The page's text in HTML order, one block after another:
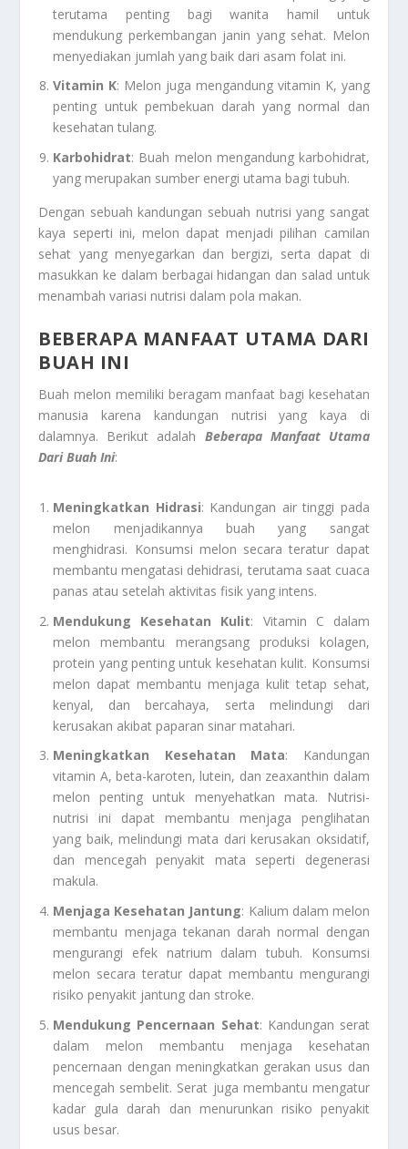
terutama penting bagi wanita hamil untuk
mendukung perkembangan janin yang sehat. Melon
menyediakan jumlah yang baik dari asam folat ini.
Vitamin K: Melon juga mengandung vitamin K, yang
penting untuk pembekuan darah yang normal dan
kesehatan tulang.
Karbohidrat: Buah melon mengandung karbohidrat,
yang merupakan sumber energi utama bagi tubuh.
Dengan sebuah kandungan sebuah nutrisi yang sangat
kaya seperti ini, melon dapat menjadi pilihan camilan
sehat yang menyegarkan dan bergizi, serta dapat di
masukkan ke dalam berbagai hidangan dan salad untuk
menambah variasi nutrisi dalam pola makan.
BEBERAPA MANFAAT UTAMA DARI
BUAH INI
Buah melon memiliki beragam manfaat bagi kesehatan
manusia karena kandungan nutrisi yang kaya di
dalamnya. Berikut adalah Beberapa Manfaat Utama
Dari Buah Ini:
Meningkatkan Hidrasi: Kandungan air tinggi pada
melon menjadikannya buah yang sangat
menghidrasi. Konsumsi melon secara teratur dapat
membantu mengatasi dehidrasi, terutama saat cuaca
panas atau setelah aktivitas fisik yang intens.
Mendukung Kesehatan Kulit: Vitamin C dalam
melon membantu merangsang produksi kolagen,
protein yang penting untuk kesehatan kulit. Konsumsi
melon dapat membantu menjaga kulit tetap sehat,
kenyal, dan bercahaya, serta melindungi dari
kerusakan akibat paparan sinar matahari.
Meningkatkan Kesehatan Mata: Kandungan
vitamin A, beta-karoten, lutein, dan zeaxanthin dalam
melon penting untuk menyehatkan mata. Nutrisi-
nutrisi ini dapat membantu menjaga penglihatan
yang baik, melindungi mata dari kerusakan oksidatif,
dan mencegah penyakit mata seperti degenerasi
makula.
Menjaga Kesehatan Jantung: Kalium dalam melon
membantu menjaga tekanan darah normal dengan
mengurangi efek natrium dalam tubuh. Konsumsi
melon secara teratur dapat membantu mengurangi
risiko penyakit jantung dan stroke.
Mendukung Pencernaan Sehat: Kandungan serat
dalam melon membantu menjaga kesehatan
pencernaan dengan meningkatkan gerakan usus dan
mencegah sembelit. Serat juga membantu mengatur
kadar gula darah dan menurunkan risiko penyakit
usus besar.